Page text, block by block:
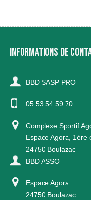
INFORMATIONS DE
BBD SASP PRO
05 53 54 59 70
Complexe Sportif
Espace Agora, 1ère
24750 Boulazac
BBD ASSO
Espace Agora
24750 Boulazac